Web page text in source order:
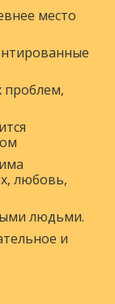
место
проблем,
любовь,
людьми.
и